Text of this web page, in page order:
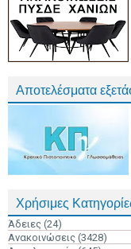
Αποτελέσματα
Χρήσιμες
Άδειες (24)
Ανακοινώσεις (3428)